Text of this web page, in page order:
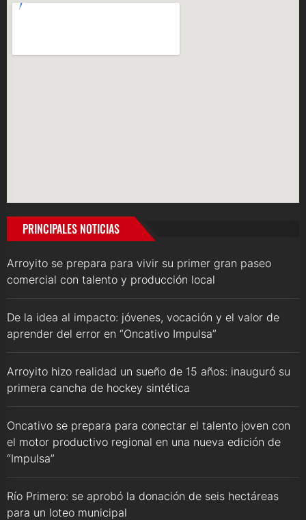
PRINCIPALES NOTICIAS
Arroyito se prepara para vivir su primer gran paseo
comercial con talento y producción local
De la idea al impacto: jóvenes, vocación y el valor de
aprender del error en “Oncativo Impulsa”
Arroyito hizo realidad un sueño de 15 años: inauguró su
primera cancha de hockey sintética
Oncativo se prepara para conectar el talento joven con
el motor productivo regional en una nueva edición de
“Impulsa”
Río Primero: se aprobó la donación de seis hectáreas
para un loteo municipal